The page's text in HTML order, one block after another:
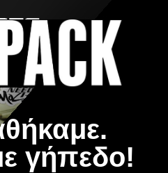
γήπεδο!